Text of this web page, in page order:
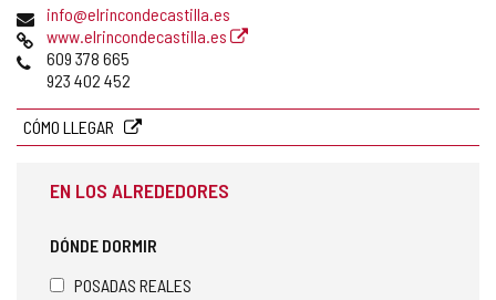
Dirección
de
correo
electrónico
info@elrincondecastilla.es
Página
Web
www.elrincondecastilla.es
Teléfonos
609 378 665
923 402 452
CÓMO LLEGAR
EN LOS ALREDEDORES
DÓNDE DORMIR
POSADAS REALES